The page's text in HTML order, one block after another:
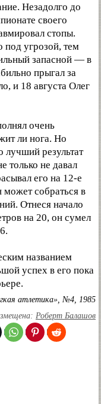
Незадолго до
своего
стопы.
под угрозой, тем
запасной — в
прыгал за
и 18 августа Олег
очень
ли нога. Но
лучший результат
только не давал
его на 12-е
может собраться в
Отнеся начало
на 20, он сумел
названием
успех в его пока
атлетика», №4, 1985
Роберт Балашов